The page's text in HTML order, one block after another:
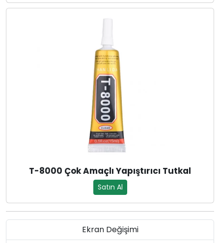
T-8000 Çok Amaçlı Yapıştırıcı Tutkal
Satın Al
Ekran Değişimi